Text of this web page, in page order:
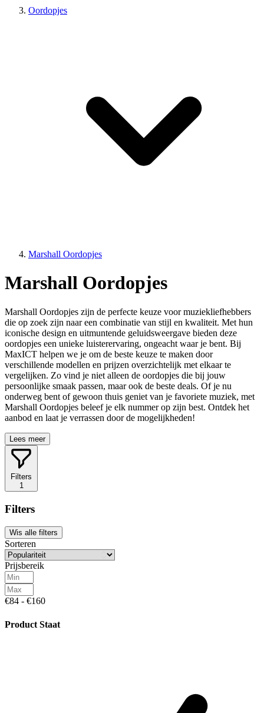
Oordopjes
Marshall Oordopjes
Marshall Oordopjes
Marshall Oordopjes zijn de perfecte keuze voor muziekliefhebbers
die op zoek zijn naar een combinatie van stijl en kwaliteit. Met hun
iconische design en uitmuntende geluidsweergave bieden deze
oordopjes een unieke luisterervaring, ongeacht waar je bent. Bij
MaxICT helpen we je om de beste keuze te maken door
verschillende modellen en prijzen overzichtelijk met elkaar te
vergelijken. Zo vind je niet alleen de oordopjes die bij jouw
persoonlijke smaak passen, maar ook de beste deals. Of je nu
onderweg bent of gewoon thuis geniet van je favoriete muziek, met
Marshall Oordopjes beleef je elk nummer op zijn best. Ontdek het
aanbod en laat je verrassen door de mogelijkheden!
Lees meer
Filters
1
Filters
Wis alle filters
Sorteren
Prijsbereik
€84 - €160
Product Staat